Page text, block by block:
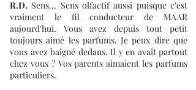
R.D. Sens... Sens olfactif aussi puisque c'est
vraiment le fil conducteur de MAAR
aujourd'hui. Vous avez depuis tout petit
toujours aimé les parfums. Je peux dire que
vous avez baigné dedans. Il y en avait partout
chez vous ? Vos parents aimaient les parfums
particuliers.